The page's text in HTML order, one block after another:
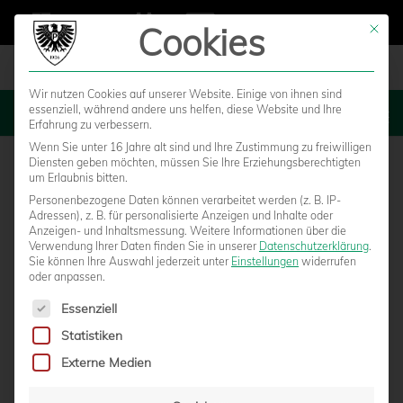
MENU
U17 MACHT BUNDESLIGA-AUFSTIEG
Mit
Cookies
Wir nutzen Cookies auf unserer Website. Einige von ihnen sind
essenziell, während andere uns helfen, diese Website und Ihre
Erfahrung zu verbessern.
Wenn Sie unter 16 Jahre alt sind und Ihre Zustimmung zu freiwilligen
Diensten geben möchten, müssen Sie Ihre Erziehungsberechtigten
um Erlaubnis bitten.
Personenbezogene Daten können verarbeitet werden (z. B. IP-
Adressen), z. B. für personalisierte Anzeigen und Inhalte oder
Anzeigen- und Inhaltsmessung. Weitere Informationen über die
Verwendung Ihrer Daten finden Sie in unserer Datenschutzerklärung.
Sie können Ihre Auswahl jederzeit unter Einstellungen widerrufen
oder anpassen.
Es folgt eine Liste der Service-Gruppen, für die eine
Essenziell
Statistiken
Externe Medien